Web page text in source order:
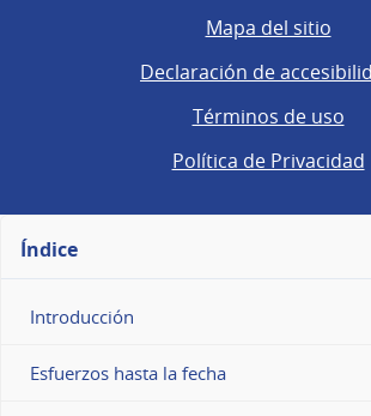
Mapa del sitio
Declaración de
Términos de uso
Política de Privacidad
Índice
Introducción
Esfuerzos hasta la fecha